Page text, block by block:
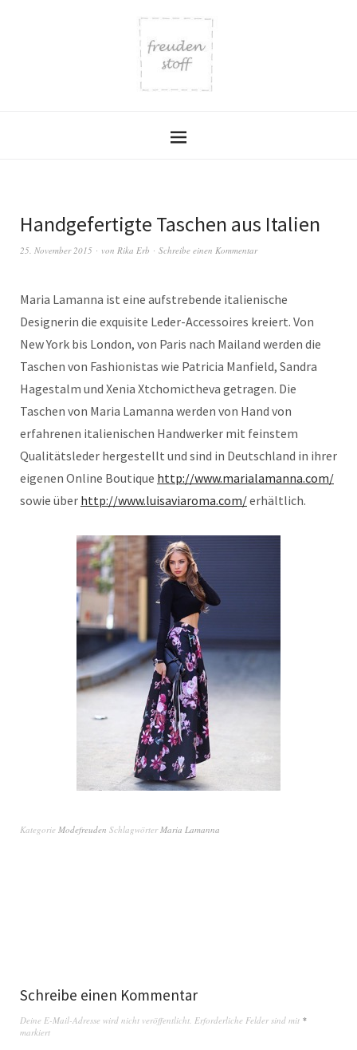
Handgefertigte Taschen aus Italien
25. November 2015 von Rika Erb Schreibe einen Kommentar
Maria Lamanna ist eine aufstrebende italienische
Designerin die exquisite Leder-Accessoires kreiert. Von
New York bis London, von Paris nach Mailand werden die
Taschen von Fashionistas wie Patricia Manfield, Sandra
Hagestalm und Xenia Xtchomictheva getragen. Die
Taschen von Maria Lamanna werden von Hand von
erfahrenen italienischen Handwerker mit feinstem
Qualitätsleder hergestellt und sind in Deutschland in ihrer
eigenen Online Boutique http://www.marialamanna.com/
sowie über http://www.luisaviaroma.com/erhältlich.
Kategorie Modefreuden Schlagwörter Maria Lamanna
Schreibe einen Kommentar
Deine E-Mail-Adresse wird nicht veröffentlicht. Erforderliche Felder sind mit *
markiert